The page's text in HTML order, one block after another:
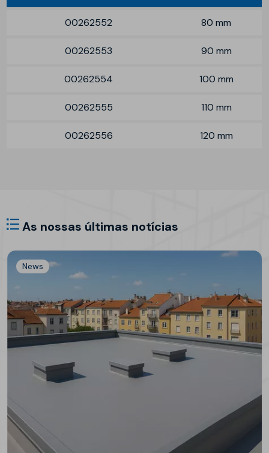
00262552 80 mm
00262553 90 mm
00262554 100 mm
00262555 110 mm
00262556 120 mm
As nossas últimas notícias
News